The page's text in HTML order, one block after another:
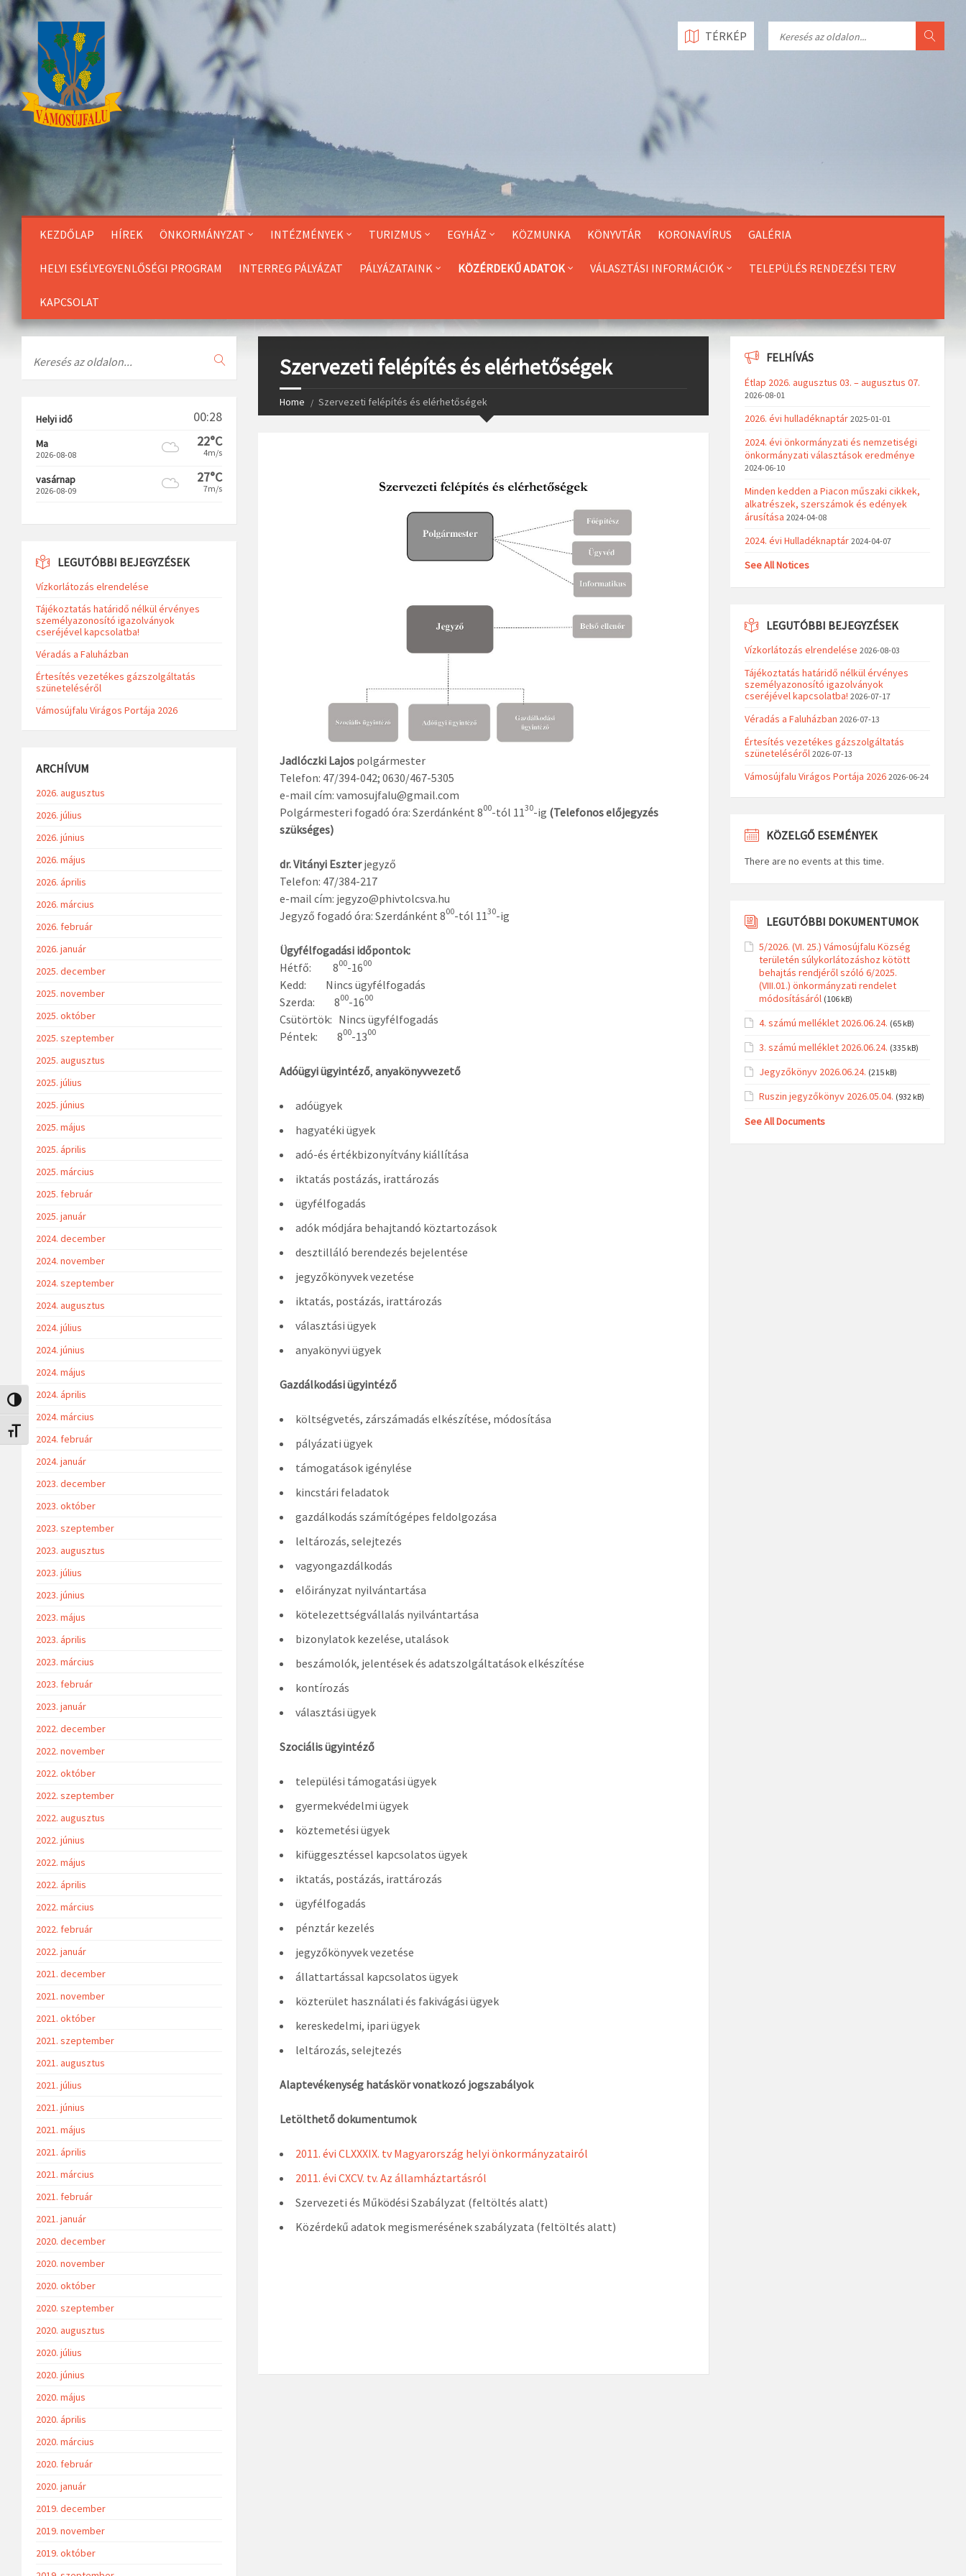
Skip
to
Content
Nagy kontraszt váltása
Betűméret váltása
KEZDŐLAP HÍREK ÖNKORMÁNYZAT INTÉZMÉNYEK TURIZMUS EGYHÁZ KÖZMUNKA KÖNYVTÁR KORONAVÍRUS GALÉRIA
HELYI ESÉLYEGYENLŐSÉGI PROGRAM INTERREG PÁLYÁZAT PÁLYÁZATAINK KÖZÉRDEKŰ ADATOK VÁLASZTÁSI INFORMÁCIÓK TELEPÜLÉS RENDEZÉSI TERV
KAPCSOLAT
TÉRKÉP
Szervezeti felépítés és elérhetőségek
Home Szervezeti felépítés és elérhetőségek
Jadlóczki Lajos polgármester
Telefon: 47/394-042; 0630/467-5305
e-mail cím: vamosujfalu@gmail.com
Polgármesteri fogadó óra: Szerdánként 800-tól 1130-ig (Telefonos előjegyzés
szükséges)
dr. Vitányi Eszterjegyző
Telefon: 47/384-217
e-mail cím: jegyzo@phivtolcsva.hu
Jegyző fogadó óra: Szerdánként 800-tól 1130-ig
Ügyfélfogadási időpontok:
Hétfő: 800-1600
Kedd: Nincs ügyfélfogadás
Szerda: 800-1600
Csütörtök: Nincs ügyfélfogadás
Péntek: 800-1300
Adóügyi ügyintéző, anyakönyvvezető
adóügyek
hagyatéki ügyek
adó-és értékbizonyítvány kiállítása
iktatás postázás, irattározás
ügyfélfogadás
adók módjára behajtandó köztartozások
desztilláló berendezés bejelentése
jegyzőkönyvek vezetése
iktatás, postázás, irattározás
választási ügyek
anyakönyvi ügyek
Gazdálkodási ügyintéző
költségvetés, zárszámadás elkészítése, módosítása
pályázati ügyek
támogatások igénylése
kincstári feladatok
gazdálkodás számítógépes feldolgozása
leltározás, selejtezés
vagyongazdálkodás
előirányzat nyilvántartása
kötelezettségvállalás nyilvántartása
bizonylatok kezelése, utalások
beszámolók, jelentések és adatszolgáltatások elkészítése
kontírozás
választási ügyek
Szociális ügyintéző
települési támogatási ügyek
gyermekvédelmi ügyek
köztemetési ügyek
kifüggesztéssel kapcsolatos ügyek
iktatás, postázás, irattározás
ügyfélfogadás
pénztár kezelés
jegyzőkönyvek vezetése
állattartással kapcsolatos ügyek
közterület használati és fakivágási ügyek
kereskedelmi, ipari ügyek
leltározás, selejtezés
Alaptevékenység hatáskör vonatkozó jogszabályok
Letölthető dokumentumok
2011. évi CLXXXIX. tv Magyarország helyi önkormányzatairól
2011. évi CXCV. tv. Az államháztartásról
Szervezeti és Működési Szabályzat (feltöltés alatt)
Közérdekű adatok megismerésének szabályzata (feltöltés alatt)
Helyi idő 00:28
Ma
2026-08-08
22°C
4m/s
vasárnap
2026-08-09
27°C
7m/s
LEGUTÓBBI BEJEGYZÉSEK
Vízkorlátozás elrendelése
Tájékoztatás határidő nélkül érvényes
személyazonosító igazolványok
cseréjével kapcsolatba!
Véradás a Faluházban
Értesítés vezetékes gázszolgáltatás
szüneteléséről
Vámosújfalu Virágos Portája 2026
ARCHÍVUM
2026. augusztus
2026. július
2026. június
2026. május
2026. április
2026. március
2026. február
2026. január
2025. december
2025. november
2025. október
2025. szeptember
2025. augusztus
2025. július
2025. június
2025. május
2025. április
2025. március
2025. február
2025. január
2024. december
2024. november
2024. szeptember
2024. augusztus
2024. július
2024. június
2024. május
2024. április
2024. március
2024. február
2024. január
2023. december
2023. október
2023. szeptember
2023. augusztus
2023. július
2023. június
2023. május
2023. április
2023. március
2023. február
2023. január
2022. december
2022. november
2022. október
2022. szeptember
2022. augusztus
2022. június
2022. május
2022. április
2022. március
2022. február
2022. január
2021. december
2021. november
2021. október
2021. szeptember
2021. augusztus
2021. július
2021. június
2021. május
2021. április
2021. március
2021. február
2021. január
2020. december
2020. november
2020. október
2020. szeptember
2020. augusztus
2020. július
2020. június
2020. május
2020. április
2020. március
2020. február
2020. január
2019. december
2019. november
2019. október
FELHÍVÁS
Étlap 2026. augusztus 03. – augusztus 07.
2026-08-01
2026. évi hulladéknaptár 2025-01-01
2024. évi önkormányzati és nemzetiségi
önkormányzati választások eredménye
2024-06-10
Minden kedden a Piacon műszaki cikkek,
alkatrészek, szerszámok és edények
árusítása 2024-04-08
2024. évi Hulladéknaptár 2024-04-07
See All Notices
LEGUTÓBBI BEJEGYZÉSEK
Vízkorlátozás elrendelése 2026-08-03
Tájékoztatás határidő nélkül érvényes
személyazonosító igazolványok
cseréjével kapcsolatba! 2026-07-17
Véradás a Faluházban 2026-07-13
Értesítés vezetékes gázszolgáltatás
szüneteléséről 2026-07-13
Vámosújfalu Virágos Portája 2026 2026-06-24
KÖZELGŐ ESEMÉNYEK
There are no events at this time.
LEGUTÓBBI DOKUMENTUMOK
5/2026. (VI. 25.) Vámosújfalu Község
területén súlykorlátozáshoz kötött
behajtás rendjéről szóló 6/2025.
(VIII.01.) önkormányzati rendelet
módosításáról (106 kB)
4. számú melléklet 2026.06.24. (65 kB)
3. számú melléklet 2026.06.24. (335 kB)
Jegyzőkönyv 2026.06.24. (215 kB)
Ruszin jegyzőkönyv 2026.05.04. (932 kB)
See All Documents